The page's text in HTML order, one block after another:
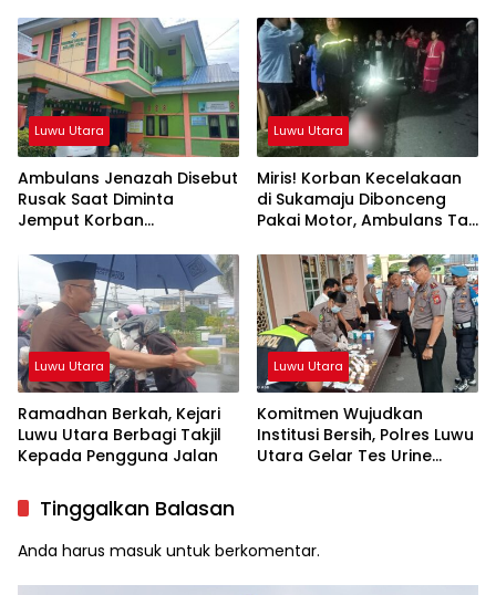
Luwu Utara
Ambulans Jenazah Disebut
Rusak Saat Diminta
Jemput Korban
Sukamaju Beri Klarifikasi
Luwu Utara
Miris! Korban Kecelakaan
di Sukamaju Dibonceng
Pakai Motor, Ambulans Tak
Luwu Utara
Ramadhan Berkah, Kejari
Luwu Utara Berbagi Takjil
Kepada Pengguna Jalan
Luwu Utara
Komitmen Wujudkan
Institusi Bersih, Polres Luwu
Utara Gelar Tes Urine
Tinggalkan Balasan
Anda harus masuk untuk berkomentar.